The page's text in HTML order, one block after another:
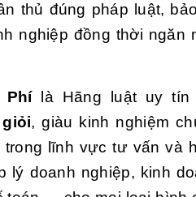
thủ đúng pháp luật,
nghiệp đồng thời ngăn
Phílà Hãng luật uy tín
, giàu kinh nghiệm
trong lĩnh vực tư vấn và
lý doanh nghiệp, kinh